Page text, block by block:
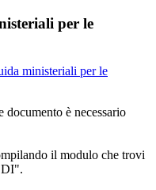
per le
ministeriali per le
documento è necessario
il modulo che trovi